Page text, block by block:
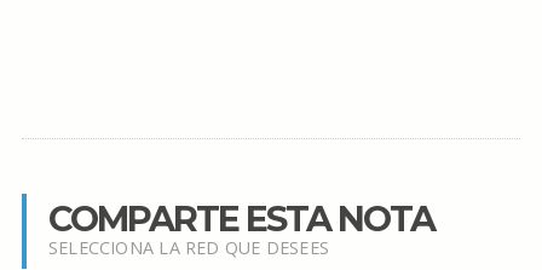
COMPARTE ESTA NOTA
SELECCIONA LA RED QUE DESEES